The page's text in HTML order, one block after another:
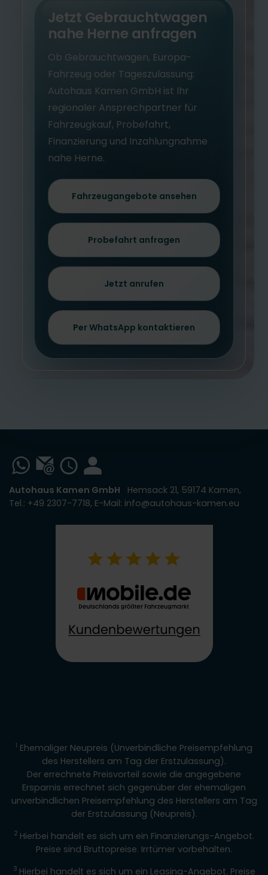
Jetzt Gebrauchtwagen
nahe Herne anfragen
Ob Gebrauchtwagen, Europa-
Fahrzeug oder Tageszulassung:
Autohaus Kamen GmbH ist Ihr
regionaler Ansprechpartner für
Fahrzeugkauf, Probefahrt,
Finanzierung und Inzahlungnahme
nahe Herne.
Fahrzeugangebote ansehen
Probefahrt anfragen
Jetzt anrufen
Per WhatsApp kontaktieren
Autohaus Kamen GmbH Hemsack 21, 59174 Kamen,
Tel.: +49 2307-7718, E-Mail: info@autohaus-kamen.eu
1 Ehemaliger Neupreis (Unverbindliche Preisempfehlung
des Herstellers am Tag der Erstzulassung).
Der errechnete Preisvorteil sowie die angegebene
Ersparnis errechnet sich gegenüber der ehemaligen
unverbindlichen Preisempfehlung des Herstellers am Tag
der Erstzulassung (Neupreis).
2 Hierbei handelt es sich um ein Finanzierungs-Angebot.
Preise sind Bruttopreise. Irrtümer vorbehalten.
3 Hierbei handelt es sich um ein Leasing-Angebot. Preise